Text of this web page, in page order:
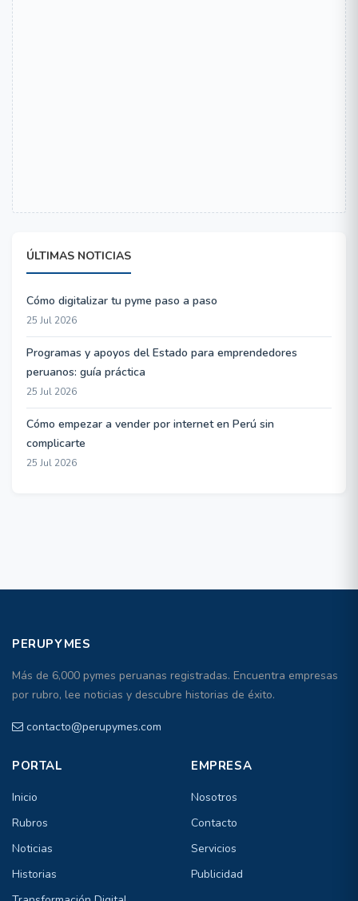
ÚLTIMAS NOTICIAS
Cómo digitalizar tu pyme paso a paso
25 Jul 2026
Programas y apoyos del Estado para emprendedores
peruanos: guía práctica
25 Jul 2026
Cómo empezar a vender por internet en Perú sin
complicarte
25 Jul 2026
PERUPYMES
Más de 6,000 pymes peruanas registradas. Encuentra empresas
por rubro, lee noticias y descubre historias de éxito.
contacto@perupymes.com
PORTAL
Inicio
Rubros
Noticias
Historias
EMPRESA
Nosotros
Contacto
Servicios
Publicidad